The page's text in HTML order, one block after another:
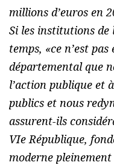
millions d’euros en
Si les institutions de
temps, «ce n’est
départemental que
l’action publique et
publics et nous
assurent-ils
VIe République,
moderne